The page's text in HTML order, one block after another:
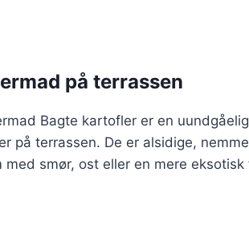
på terrassen
Bagte kartofler er en
på terrassen. De er alsidige,
smør, ost eller en mere